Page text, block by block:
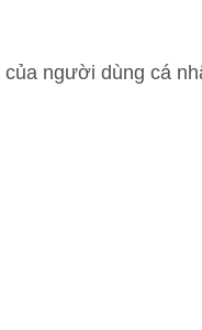
người dùng cá